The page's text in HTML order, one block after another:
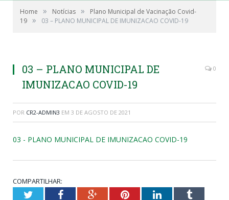
Home » Notícias »
Plano Municipal de Vacinação Covid-
19 » 03 – PLANO MUNICIPAL DE IMUNIZACAO COVID-19
03 – PLANO MUNICIPAL DE
IMUNIZACAO COVID-19
0
POR CR2-ADMIN3 EM 3 DE AGOSTO DE 2021
03 - PLANO MUNICIPAL DE IMUNIZACAO COVID-19
COMPARTILHAR:
TwitterFacebookGoogle+PinterestLinkedInTumblr